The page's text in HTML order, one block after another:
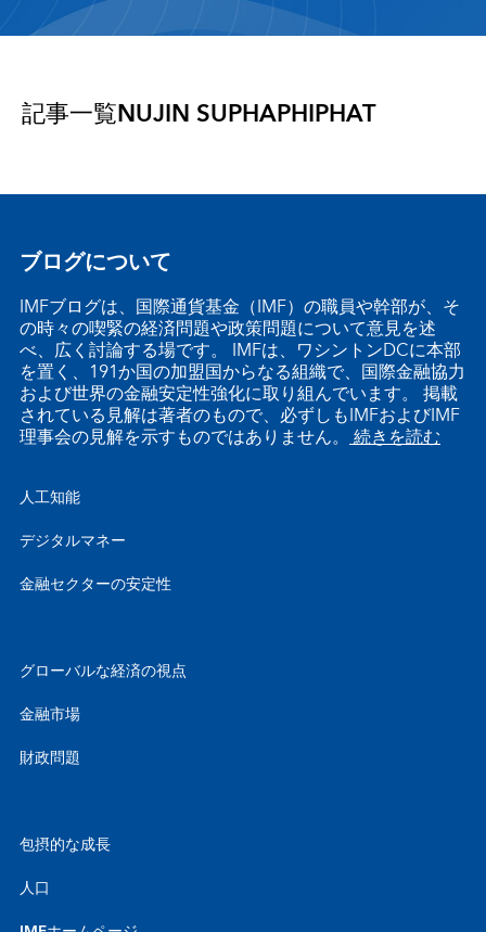
記事一覧NUJIN SUPHAPHIPHAT
ブログについて
IMFブログは、国際通貨基金（IMF）の職員や幹部が、そ
の時々の喫緊の経済問題や政策問題について意見を述
べ、広く討論する場です。 IMFは、ワシントンDCに本部
を置く、191か国の加盟国からなる組織で、国際金融協力
および世界の金融安定性強化に取り組んでいます。 掲載
されている見解は著者のもので、必ずしもIMFおよびIMF
理事会の見解を示すものではありません。 続きを読む
人工知能
デジタルマネー
金融セクターの安定性
グローバルな経済の視点
金融市場
財政問題
包摂的な成長
人口